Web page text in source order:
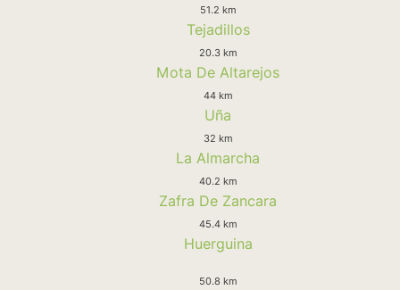
51.2 km
Tejadillos
20.3 km
Mota De Altarejos
44 km
Uña
32 km
La Almarcha
40.2 km
Zafra De Zancara
45.4 km
Huerguina
50.8 km